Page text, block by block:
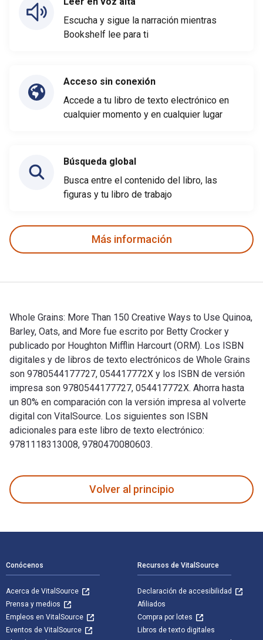
Escucha y sigue la narración mientras
Bookshelf lee para ti
Acceso sin conexión
Accede a tu libro de texto electrónico en
cualquier momento y en cualquier lugar
Búsqueda global
Busca entre el contenido del libro, las
figuras y tu libro de trabajo
Más información
Whole Grains: More Than 150 Creative Ways to Use Quinoa,
Barley, Oats, and More fue escrito por Betty Crocker y
publicado por Houghton Mifflin Harcourt (ORM). Los ISBN
digitales y de libros de texto electrónicos de Whole Grains
son 9780544177727, 054417772X y los ISBN de versión
impresa son 9780544177727, 054417772X. Ahorra hasta
un 80% en comparación con la versión impresa al volverte
digital con VitalSource. Los siguientes son ISBN
adicionales para este libro de texto electrónico:
9781118313008, 9780470080603.
Volver al principio
Conócenos
Acerca de VitalSource
Prensa y medios
Empleos en VitalSource
Eventos de VitalSource
Recursos de VitalSource
Declaración de accesibilidad
Afiliados
Compra por lotes
Libros de texto digitales